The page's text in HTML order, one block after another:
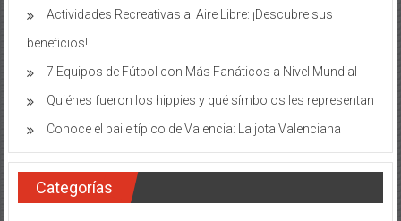
Actividades Recreativas al Aire Libre: ¡Descubre sus
beneficios!
7 Equipos de Fútbol con Más Fanáticos a Nivel Mundial
Quiénes fueron los hippies y qué símbolos les representan
Conoce el baile típico de Valencia: La jota Valenciana
Categorías